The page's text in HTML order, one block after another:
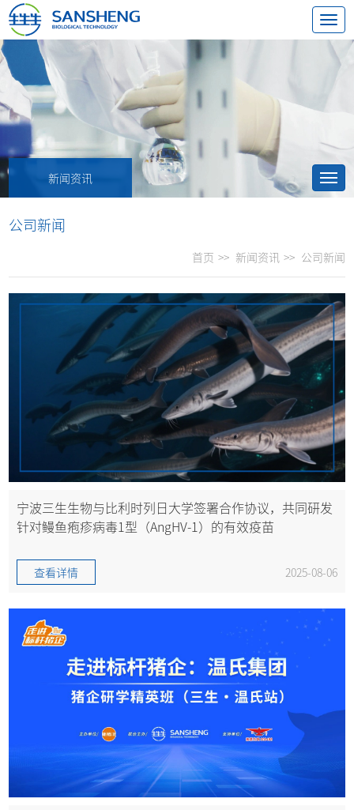
新闻资讯
公司新闻
首页 >> 新闻资讯 >> 公司新闻
宁波三生生物与比利时列日大学签署合作协议，共同研发
针对鳗鱼疱疹病毒1型（AngHV-1）的有效疫苗
查看详情 2025-08-06